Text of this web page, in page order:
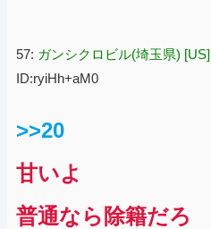
57: ガンシクロビル(埼玉県) [US]
ID:ryiHh+aM0
>>20
甘いよ
普通なら除籍だろ